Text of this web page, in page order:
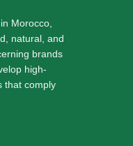
Morocco,
natural, and
brands
high-
that comply